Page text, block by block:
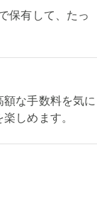
保有して、たっ
な手数料を気に
しめます。